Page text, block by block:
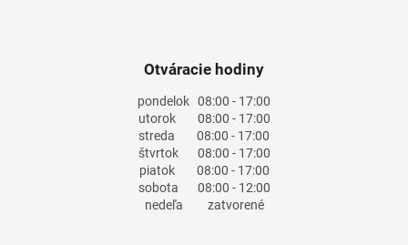
Otváracie hodiny
pondelok 08:00 - 17:00
utorok08:00 - 17:00
streda 08:00 - 17:00
štvrtok08:00 - 17:00
piatok08:00 - 17:00
sobota 08:00 - 12:00
nedeľa zatvorené